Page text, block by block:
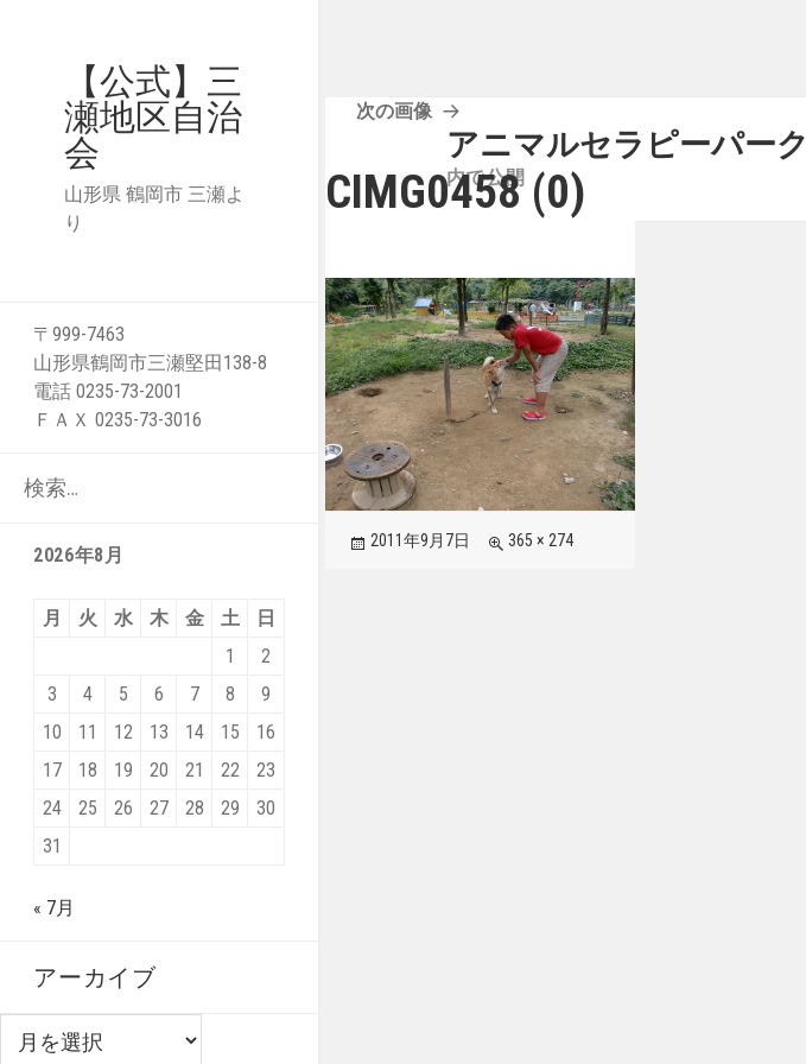
【公式】三
瀬地区自治
会
山形県 鶴岡市 三瀬よ
り
〒999-7463
山形県鶴岡市三瀬堅田138-8
電話 0235-73-2001
ＦＡＸ 0235-73-3016
2026年8月
月 火 水 木 金 土
日
1
2
3
4 5 6 7 8
9
10
11 12 13 14 15
16
17
18 19 20 21 22
23
24
25 26 27 28 29
30
31
« 7月
アーカイブ
次の画像
CIMG0458 (0)
投
2011年9月7日
フ
365 × 274
投
ナ
ー
シ
ョ
ン
アニマルセラピーパーク
内で公開